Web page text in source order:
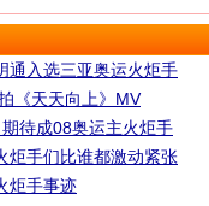
通入选三亚奥运火炬手
《天天向上》MV
待成08奥运主火炬手
炬手们比谁都激动紧张
炬手事迹